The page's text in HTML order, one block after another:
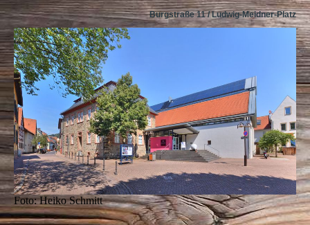
Burgstraße 11 / Ludwig-Meidner-Platz
Foto: Heiko Schmitt